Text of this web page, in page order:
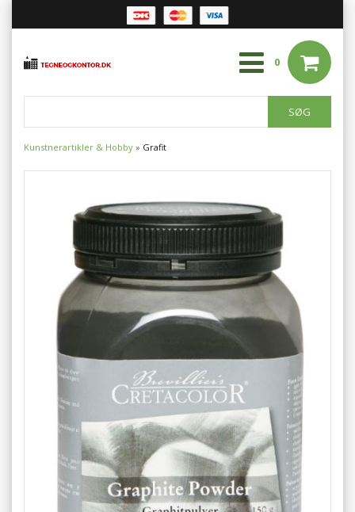
0
Kunstnerartikler & Hobby » Grafit